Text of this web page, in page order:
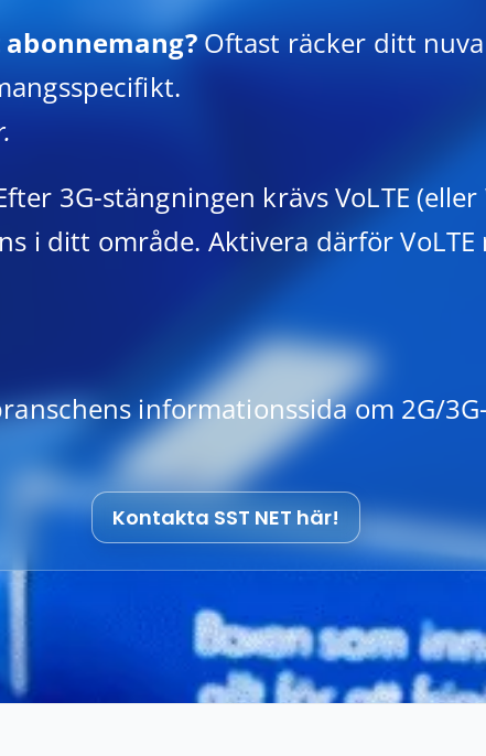
Oftast räcker ditt
3G-stängningen krävs VoLTE
i ditt område. Aktivera därför VoLTE
informationssida om 2G/
Kontakta SST NET här!